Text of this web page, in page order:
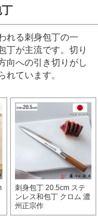
れる刺身包丁の一
が主流です。 切り
向への引き切りがし
ています。
刺身包丁 20.5cm ステ
ンレス和包丁 クロム 濃
州正宗作